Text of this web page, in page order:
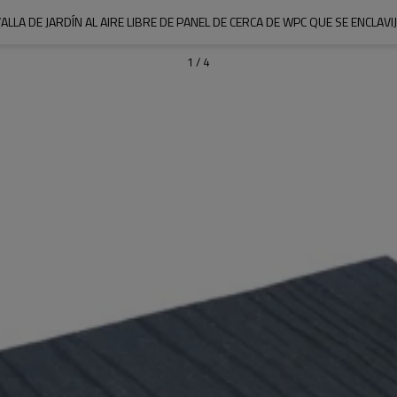
DE JARDÍN AL AIRE LIBRE DE PANEL DE CERCA DE WPC QUE SE
1 / 4